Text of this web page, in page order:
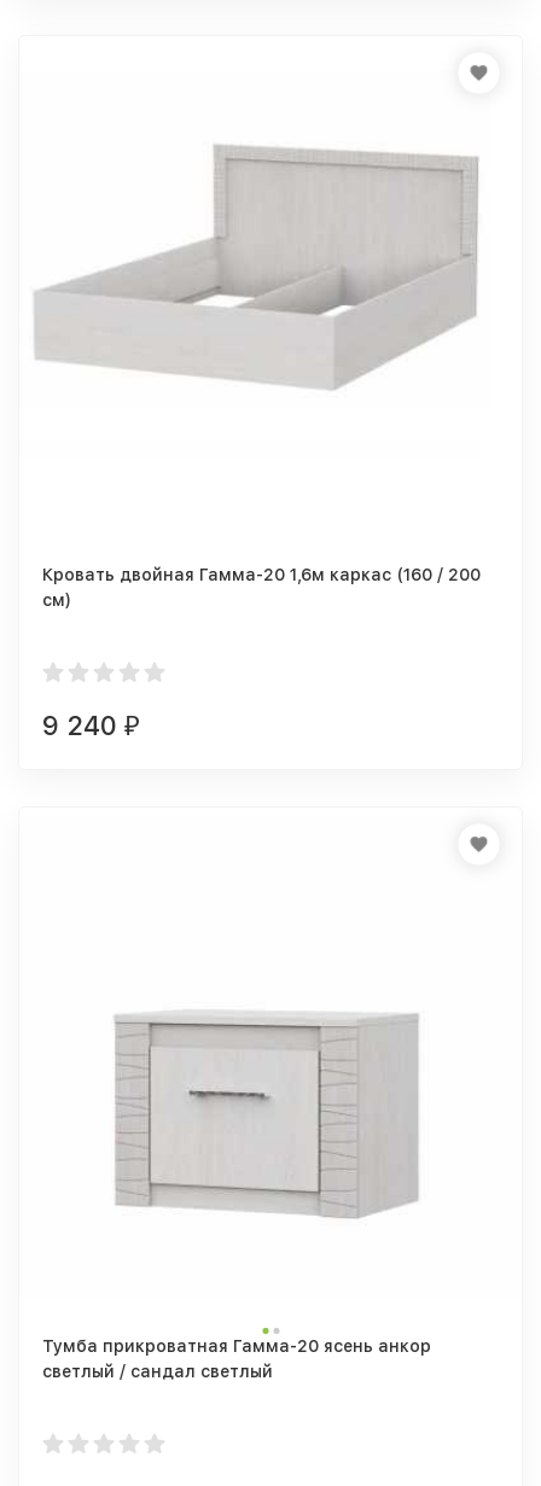
Кровать двойная Гамма-20 1,6м каркас (160 / 200
см)
9 240 ₽
Тумба прикроватная Гамма-20 ясень анкор
светлый / сандал светлый